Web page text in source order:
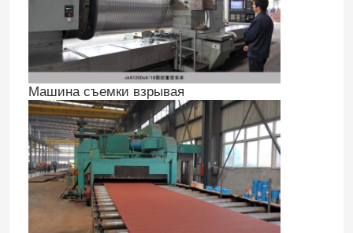
Электрическая поднимаясь платформа
Морская электрическая лебедка
Электромагнитный патрон
Крюк зачаливания быстрого выпуска
Самосхват крана
Машина съемки взрывая